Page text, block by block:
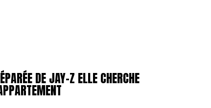
DE JAY-Z ELLE CHERCHE